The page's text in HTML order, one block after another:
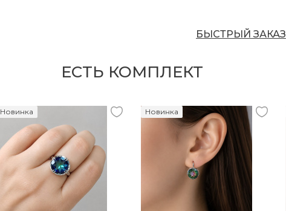
БЫСТРЫЙ ЗАКАЗ
ЕСТЬ КОМПЛЕКТ
Новинка Новинка